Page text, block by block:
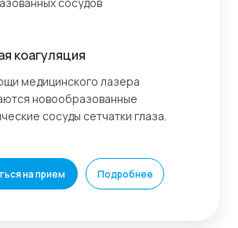
на прием Подробнее
коагуляция
медицинского лазера
новообразованные
сосуды сетчатки глаза.